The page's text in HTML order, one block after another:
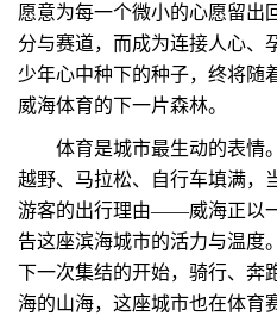
愿意为每一个微小的心愿留出
分与赛道，而成为连接人心、
少年心中种下的种子，终将随
威海体育的下一片森林。
体育是城市最生动的表情。
越野、马拉松、自行车填满，
游客的出行理由——威海正以
告这座滨海城市的活力与温度
下一次集结的开始，骑行、奔
海的山海，这座城市也在体育